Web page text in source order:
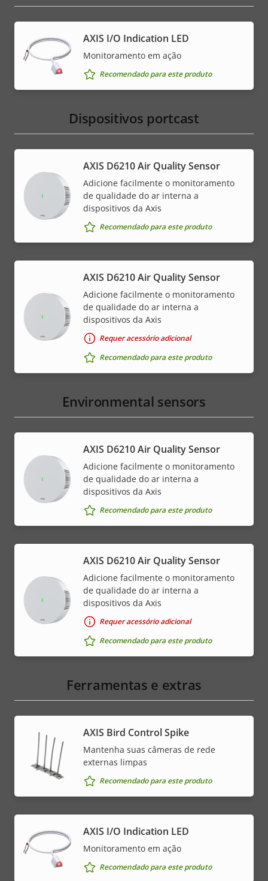
AXIS I/O Indication LED
Monitoramento em ação
Recomendado para este produto
Dispositivos portcast
AXIS D6210 Air Quality Sensor
Adicione facilmente o monitoramento
de qualidade do ar interna a
dispositivos da Axis
Recomendado para este produto
AXIS D6210 Air Quality Sensor
Adicione facilmente o monitoramento
de qualidade do ar interna a
dispositivos da Axis
Requer acessório adicional
Recomendado para este produto
Environmental sensors
AXIS D6210 Air Quality Sensor
Adicione facilmente o monitoramento
de qualidade do ar interna a
dispositivos da Axis
Recomendado para este produto
AXIS D6210 Air Quality Sensor
Adicione facilmente o monitoramento
de qualidade do ar interna a
dispositivos da Axis
Requer acessório adicional
Recomendado para este produto
Ferramentas e extras
AXIS Bird Control Spike
Mantenha suas câmeras de rede
externas limpas
Recomendado para este produto
AXIS I/O Indication LED
Monitoramento em ação
Recomendado para este produto